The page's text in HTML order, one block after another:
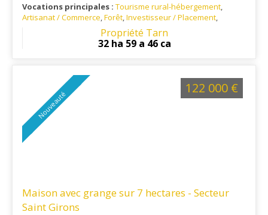
Vocations principales : Tourisme rural-hébergement,
Artisanat / Commerce,Forêt,Investisseur / Placement,
Habitation principale ,Apiculture
Culture / Monuments historiques
: A 30km d'Albi, à 8km de Réquista et à
Propriété Tarn
32 ha 59 a 46 ca
Nouveauté
Maison avec grange sur 7 hectares - Secteur
Saint Girons
122 000 €